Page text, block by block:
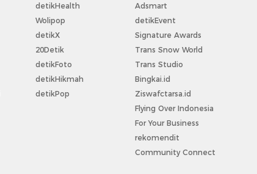
detikHealth
Wolipop
detikX
20Detik
detikFoto
detikHikmah
detikPop
Adsmart
detikEvent
Signature Awards
Trans Snow World
Trans Studio
Bingkai.id
Ziswafctarsa.id
Flying Over Indonesia
For Your Business
rekomendit
Community Connect